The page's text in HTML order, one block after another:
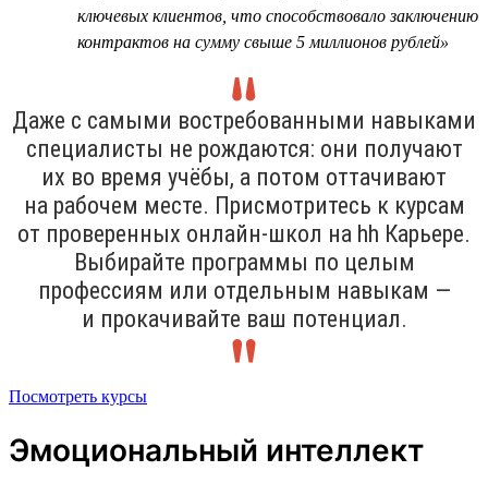
ключевых клиентов, что способствовало заключению
контрактов на сумму свыше 5 миллионов рублей»
Даже с самыми востребованными навыками
специалисты не рождаются: они получают
их во время учёбы, а потом оттачивают
на рабочем месте. Присмотритесь к курсам
от проверенных онлайн-школ на hh Карьере.
Выбирайте программы по целым
профессиям или отдельным навыкам —
и прокачивайте ваш потенциал.
Посмотреть курсы
Эмоциональный интеллект